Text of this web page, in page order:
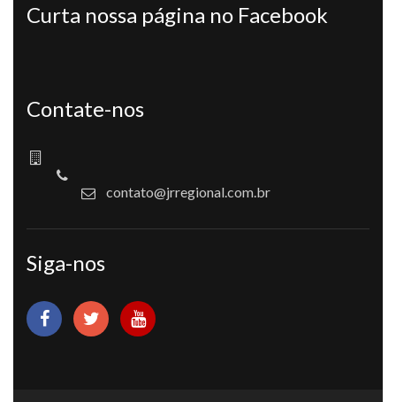
Curta nossa página no Facebook
Contate-nos
contato@jrregional.com.br
Siga-nos